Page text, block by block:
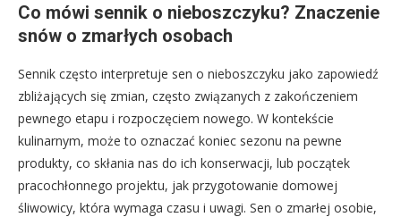
Co mówi sennik o nieboszczyku? Znaczenie
snów o zmarłych osobach
Sennik często interpretuje sen o nieboszczyku jako zapowiedź
zbliżających się zmian, często związanych z zakończeniem
pewnego etapu i rozpoczęciem nowego. W kontekście
kulinarnym, może to oznaczać koniec sezonu na pewne
produkty, co skłania nas do ich konserwacji, lub początek
pracochłonnego projektu, jak przygotowanie domowej
śliwowicy, która wymaga czasu i uwagi. Sen o zmarłej osobie,